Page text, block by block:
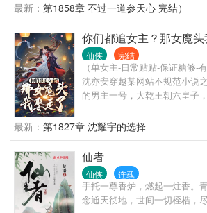
最新： 第1858章 不过一道参天心 完结）
你们都追女主？那女魔头
仙侠 完结
（单女主-日常贴贴-保证糖够-
沈亦安穿越某网站不规范小说
的男主一号，大乾王朝六皇子
战士的亵渎！ 好好好，你们都
草原放牧，都喜欢策马奔腾。
你们还在为女主争风吃醋时，
哼唧唧让我别欺负她。 你们以
魔头已经和我结婚一周年。 女
化身纯爱判官，反手就是一个
绿色有暴躁症，习惯性出手。
最新： 第1827章 沈耀宇的选择
仙者
仙侠 连载
手托一尊香炉，燃起一炷香。
念通天彻地，世间一切桎梏，